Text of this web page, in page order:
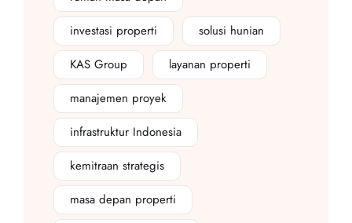
investasi properti
solusi hunian
KAS Group
layanan properti
manajemen proyek
infrastruktur Indonesia
kemitraan strategis
masa depan properti